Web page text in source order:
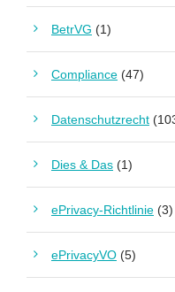
BetrVG (1)
Compliance (47)
Datenschutzrecht
Dies & Das (1)
ePrivacy-Richtlinie (3)
ePrivacyVO (5)